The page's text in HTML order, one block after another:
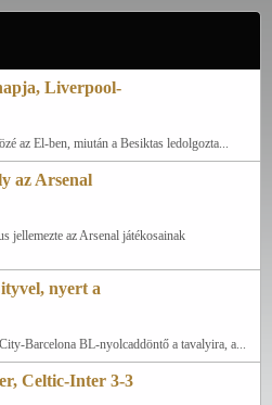
Liverpool-
az El-ben, miután a Besiktas ledolgozta...
az Arsenal
jellemezte az Arsenal játékosainak
nyert a
Barcelona BL-nyolcaddöntő a tavalyira, a...
Celtic-Inter 3-3